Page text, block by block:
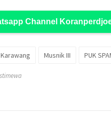
Channel
Musnik III PUK